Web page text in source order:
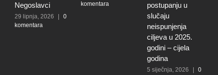
Negoslavci
29 lipnja, 2026
0
komentara
komentara
postupanju u
slučaju
neispunjenja
ciljeva u 2025.
godini – cijela
godina
5 siječnja, 2026
0